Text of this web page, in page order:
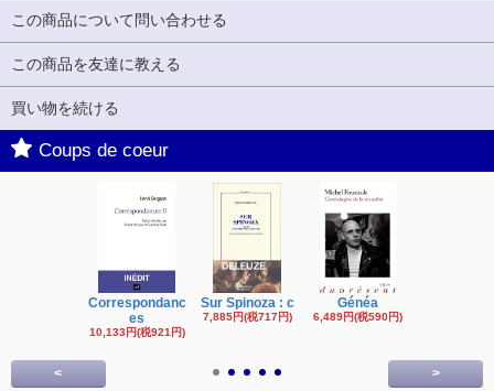
この商品について問い合わせる
この商品を友達に教える
買い物を続ける
Coups de coeur
Correspondanc
es
10,133円(税921円)
Sur Spinoza : c
7,885円(税717円)
Généa
6,489円(税590円)
< >